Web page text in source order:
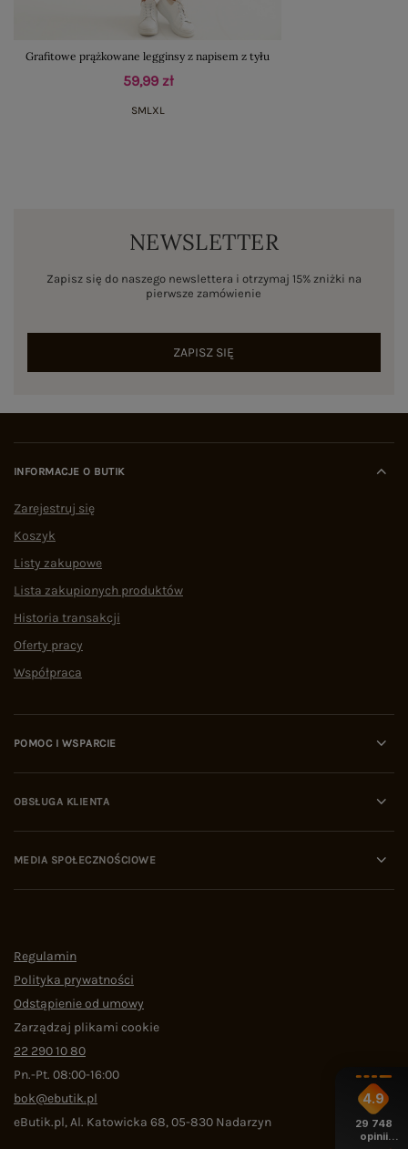
Grafitowe prążkowane legginsy z napisem z tyłu
59,99 zł
SML XL
NEWSLETTER
Zapisz się do naszego newslettera i otrzymaj 15% zniżki na
pierwsze zamówienie
ZAPISZ SIĘ
INFORMACJE O BUTIK
Zarejestruj się
Koszyk
Listy zakupowe
Lista zakupionych produktów
Historia transakcji
Oferty pracy
Współpraca
POMOC I WSPARCIE
OBSŁUGA KLIENTA
MEDIA SPOŁECZNOŚCIOWE
Regulamin
Polityka prywatności
Odstąpienie od umowy
Zarządzaj plikami cookie
22 290 10 80
Pn.-Pt. 08:00-16:00
bok@ebutik.pl
eButik.pl,Al. Katowicka 68,05-830 Nadarzyn
4.9
29 748
opinii